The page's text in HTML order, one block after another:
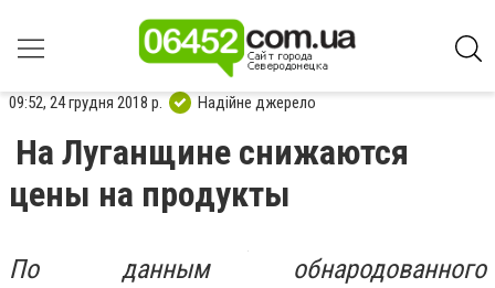
09:52, 24 грудня 2018 р. Надійне джерело
На Луганщине снижаются
цены на продукты
По данным обнародованного